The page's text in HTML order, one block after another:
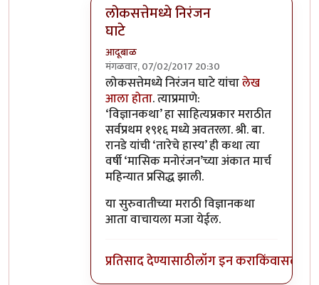
लोकसत्तेमध्ये निरंजन
घाटे
आदूबाळ
मंगळवार, 07/02/2017 20:30
In reply toजबरदस्त कथासंग्रहby
लोकसत्तेमध्ये निरंजन घाटे यांचालेख
आला होता. त्याप्रमाणे:
‘विज्ञानकथा’ हा साहित्यप्रकार मराठीत
सर्वप्रथम १९१६ मध्ये अवतरला. श्री. बा.
रानडे यांची ‘तारेचे हास्य’ ही कथा त्या
वर्षी ‘मासिक मनोरंजन’च्या अंकात मार्च
महिन्यात प्रसिद्ध झाली.
या सुरुवातीच्या मराठी विज्ञानकथा
आता वाचायला मजा येईल.
प्रतिसाद देण्यासाठीलॉग इन कराकिंवासदस्य